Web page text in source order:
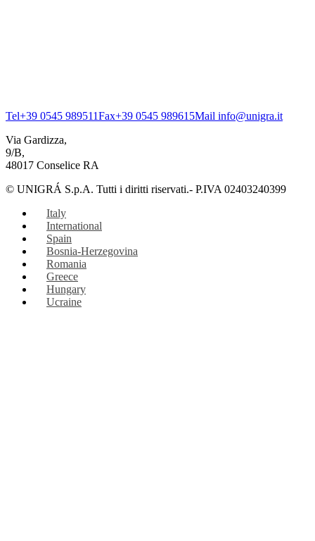
Tel+39 0545 989511Fax+39 0545 989615Mail info@unigra.it
Via Gardizza,
9/B,
48017 Conselice RA
© UNIGRÁ S.p.A. Tutti i diritti riservati.- P.IVA 02403240399
Italy
International
Spain
Bosnia-Herzegovina
Romania
Greece
Hungary
Ucraine